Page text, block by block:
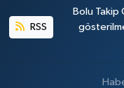
RSS
Bolu